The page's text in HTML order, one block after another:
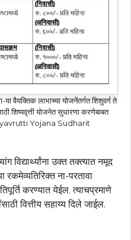
या वैयक्तिक लाभाच्या योजनेंतर्गत शिशुवर्ग ते
शिष्यवृत्ती योजनेत सुधारणा करणेबाबत
Yojana Sudharit
विद्यार्थ्यांना उक्त तक्त्यात नमूद
रकमेव्यतिरिक्त ना-परतावा
करण्यात येईल. त्याचप्रमाणे
वित्तीय सहाय्य दिले जाईल.